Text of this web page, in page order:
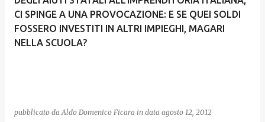
CI SPINGE A UNA PROVOCAZIONE: E SE QUEI SOLDI
FOSSERO INVESTITI IN ALTRI IMPIEGHI, MAGARI
NELLA SCUOLA?
pubblicato da Aldo Domenico Ficara in data agosto 12, 2012